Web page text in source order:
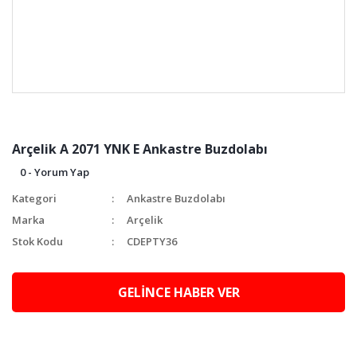
Arçelik A 2071 YNK E Ankastre Buzdolabı
0 - Yorum Yap
Kategori
Ankastre Buzdolabı
Marka
Arçelik
Stok Kodu
CDEPTY36
GELİNCE HABER VER